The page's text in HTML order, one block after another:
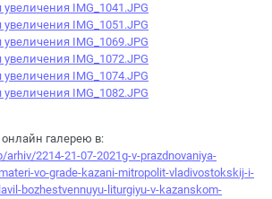
галерею в:
arhiv/2214-21-07-2021g-v-prazdnovaniya-
vo-grade-kazani-mitropolit-vladivostokskij-i-
bozhestvennuyu-liturgiyu-v-kazanskom-